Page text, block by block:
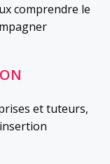
comprendre le
et tuteurs,